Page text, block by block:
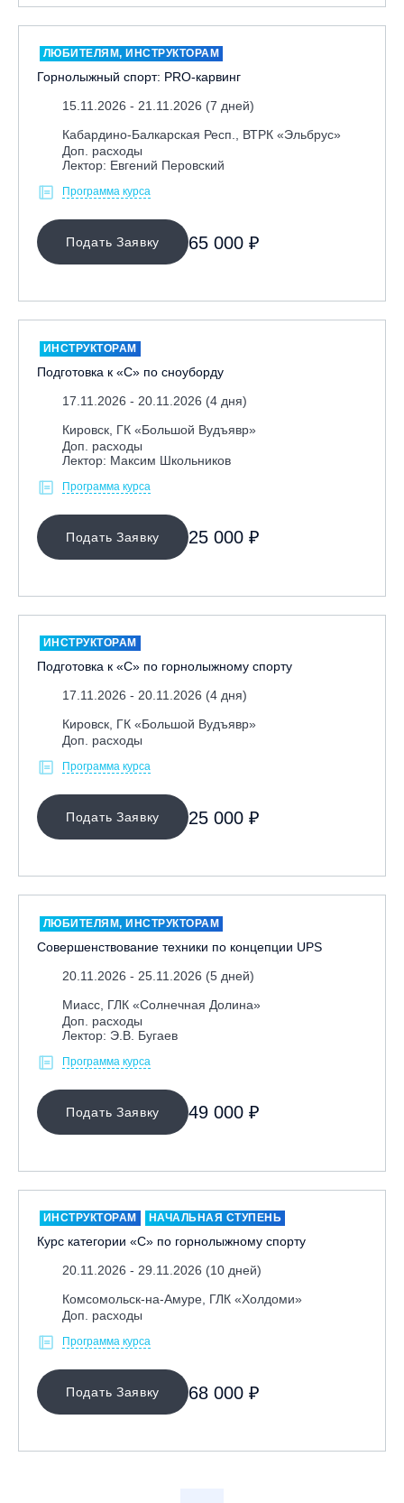
ЛЮБИТЕЛЯМ, ИНСТРУКТОРАМ
Горнолыжный спорт: PRO-карвинг
15.11.2026 - 21.11.2026 (7 дней)
Кабардино-Балкарская Респ., ВТРК «Эльбрус»
Доп. расходы
Лектор: Евгений Перовский
Программа курса
Подать Заявку 65 000 ₽
ИНСТРУКТОРАМ
Подготовка к «С» по сноуборду
17.11.2026 - 20.11.2026 (4 дня)
Кировск, ГК «Большой Вудъявр»
Доп. расходы
Лектор: Максим Школьников
Программа курса
Подать Заявку 25 000 ₽
ИНСТРУКТОРАМ
Подготовка к «С» по горнолыжному спорту
17.11.2026 - 20.11.2026 (4 дня)
Кировск, ГК «Большой Вудъявр»
Доп. расходы
Программа курса
Подать Заявку 25 000 ₽
ЛЮБИТЕЛЯМ, ИНСТРУКТОРАМ
Совершенствование техники по концепции UPS
20.11.2026 - 25.11.2026 (5 дней)
Миасс, ГЛК «Солнечная Долина»
Доп. расходы
Лектор: Э.В. Бугаев
Программа курса
Подать Заявку 49 000 ₽
ИНСТРУКТОРАМ НАЧАЛЬНАЯ СТУПЕНЬ
Курс категории «С» по горнолыжному спорту
20.11.2026 - 29.11.2026 (10 дней)
Комсомольск-на-Амуре, ГЛК «Холдоми»
Доп. расходы
Программа курса
Подать Заявку 68 000 ₽